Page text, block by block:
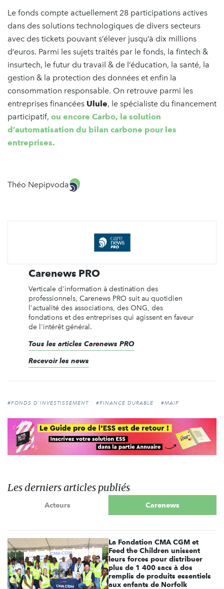
Le fonds compte actuellement 28 participations actives
dans des solutions technologiques de divers secteurs
avec des tickets pouvant s’élever jusqu’à dix millions
d’euros. Parmi les sujets traités par le fonds, la fintech &
insurtech, le futur du travail & de l’éducation, la santé, la
gestion & la protection des données et enfin la
consommation responsable. On retrouve parmi les
entreprises financées Ulule, le spécialiste du financement
participatif, ou encore Carbo, la solution
d’automatisation du bilan carbone pour les
entreprises.
Théo Nepipvoda
Carenews PRO
Verticale d'information à destination des
professionnels, Carenews PRO suit au quotidien
l'actualité des associations, des ONG, des
fondations et des entreprises qui agissent en faveur
de l'intérêt général.
Tous les articles Carenews PRO
Recevoir les news
#FONDS D'INVESTISSEMENT #FINANCE DURABLE #MAIF
Les derniers articles publiés
Acteurs Carenews
La Fondation CMA CGM et
Feed the Children unissent
leurs forces pour distribuer
plus de 1 400 sacs à dos
remplis de produits essentiels
aux enfants de Norfolk